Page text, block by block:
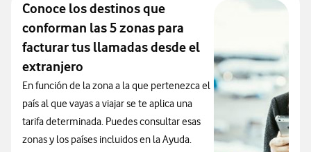
Conoce los destinos que
conforman las 5 zonas para
facturar tus llamadas desde el
extranjero
En función de la zona a la que pertenezca el
país al que vayas a viajar se te aplica una
tarifa determinada. Puedes consultar esas
zonas y los países incluidos en la Ayuda.